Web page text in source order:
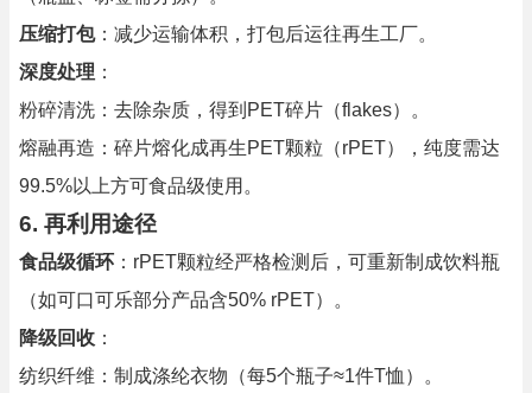
压缩打包：减少运输体积，打包后运往再生工厂。
深度处理 ：
粉碎清洗：去除杂质，得到PET碎片（flakes）。
熔融再造：碎片熔化成再生PET颗粒（rPET），纯度需达
99.5%以上方可食品级使用。
6. 再利用途径
食品级循环 ：rPET颗粒经严格检测后，可重新制成饮料瓶
（如可口可乐部分产品含50% rPET）。
降级回收 ：
纺织纤维：制成涤纶衣物（每5个瓶子≈1件T恤）。